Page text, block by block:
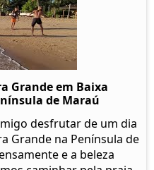
Grande em Baixa
de Maraú
desfrutar de um dia
Grande na Península de
e a beleza